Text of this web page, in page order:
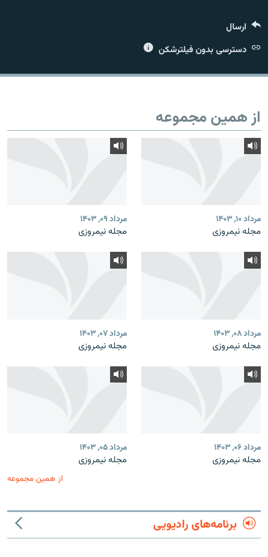
زبان‌های دیگر
ارسال
دسترسی بدون فیلترشکن
از همین مجموعه
مرداد ۱۰, ۱۴۰۳
مجله نیمروزی
مرداد ۰۹, ۱۴۰۳
مجله نیمروزی
مرداد ۰۸, ۱۴۰۳
مجله نیمروزی
مرداد ۰۷, ۱۴۰۳
مجله نیمروزی
مرداد ۰۶, ۱۴۰۳
مجله نیمروزی
مرداد ۰۵, ۱۴۰۳
مجله نیمروزی
از همین مجموعه
برنامه‌های رادیویی